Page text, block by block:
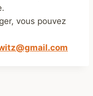
vous pouvez